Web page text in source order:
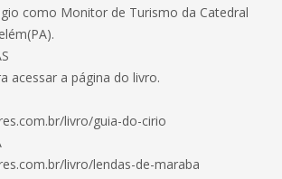
como Monitor de Turismo da Catedral
acessar a página do livro.
livro/guia-do-cirio
livro/lendas-de-maraba